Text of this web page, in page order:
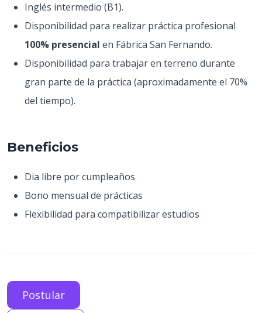
Inglés intermedio (B1).
Disponibilidad para realizar práctica profesional
100% presencial en Fábrica San Fernando.
Disponibilidad para trabajar en terreno durante
gran parte de la práctica (aproximadamente el 70%
del tiempo).
Beneficios
Dia libre por cumpleaños
Bono mensual de prácticas
Flexibilidad para compatibilizar estudios
Postular